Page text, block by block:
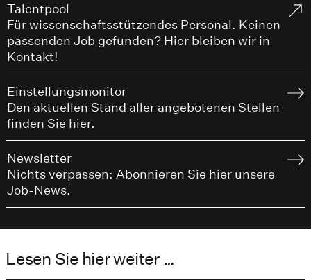
Talentpool
Für wissenschaftsstützendes Personal. Keinen
passenden Job gefunden? Hier bleiben wir in
Kontakt!
Einstellungsmonitor
Den aktuellen Stand aller angebotenen Stellen
finden Sie hier.
Newsletter
Nichts verpassen: Abonnieren Sie hier unsere
Job-News.
Lesen Sie hier weiter …